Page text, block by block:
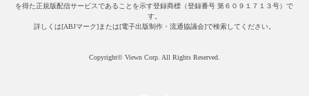
を得た正規版配信サービスであることを示す登録商標（登録番号 第６０９１７１３号）で
す。
詳しくは[ABJマーク]または[電子出版制作・流通協議会]で検索してください。
Copyright© Viewn Corp. All Rights Reserved.